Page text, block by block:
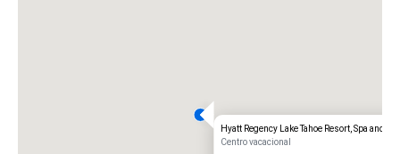
Hyatt Regency Lake Tahoe Resort, Spa and
Centro vacacional